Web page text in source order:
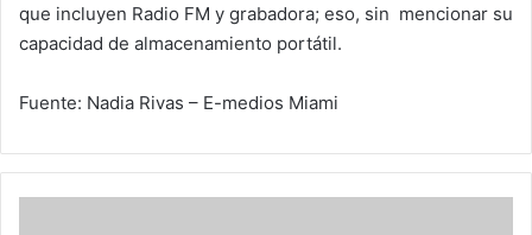
que incluyen Radio FM y grabadora; eso, sin mencionar su
capacidad de almacenamiento portátil.
Fuente: Nadia Rivas – E-medios Miami